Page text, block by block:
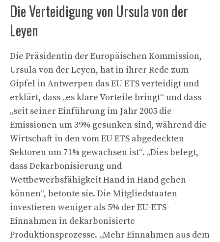
Die Verteidigung von Ursula von der
Leyen
Die Präsidentin der Europäischen Kommission,
Ursula von der Leyen, hat in ihrer Rede zum
Gipfel in Antwerpen das EU ETS verteidigt und
erklärt, dass „es klare Vorteile bringt“ und dass
„seit seiner Einführung im Jahr 2005 die
Emissionen um 39% gesunken sind, während die
Wirtschaft in den vom EU ETS abgedeckten
Sektoren um 71% gewachsen ist“. „Dies belegt,
dass Dekarbonisierung und
Wettbewerbsfähigkeit Hand in Hand gehen
können“, betonte sie. Die Mitgliedstaaten
investieren weniger als 5% der EU-ETS-
Einnahmen in dekarbonisierte
Produktionsprozesse. „Mehr Einnahmen aus dem